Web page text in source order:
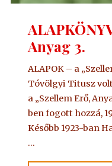
Anyag 3.
ALAPOK – a
Tóvölgyi Titusz
a „Szellem Erő,
ben fogott hozzá,
Később 1923-ban
…